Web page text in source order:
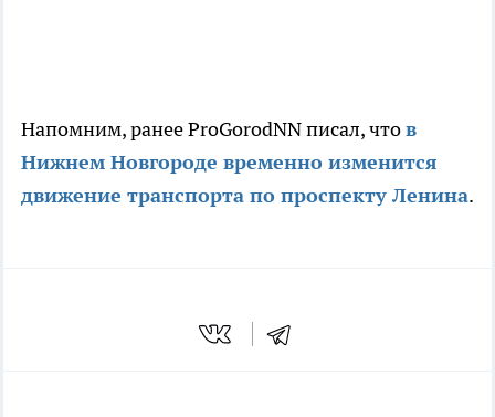
Напомним, ранее ProGorodNN писал, чтов
Нижнем Новгороде временно изменится
движение транспорта по проспекту Ленина.